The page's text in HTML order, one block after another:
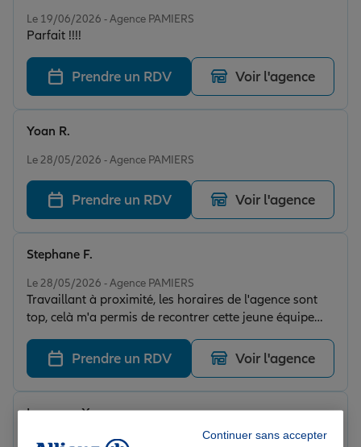
Le 19/06/2026 - Agence PAMIERS
Parfait !!!!
Prendre un RDV Voir l'agence
Le 28/05/2026 - Agence PAMIERS
Yoan R.
Prendre un RDV Voir l'agence
Le 28/05/2026 - Agence PAMIERS
Travaillant à proximité, les horaires de l'agence sont
top, celà m'a permis de recontrer cette jeune équipe
autour d'un café. Explications claires, assurance auto
attractive
Stephane F.
Prendre un RDV Voir l'agence
Le 28/05/2026 - Agence PAMIERS
Laurence X.
Continuer sans accepter